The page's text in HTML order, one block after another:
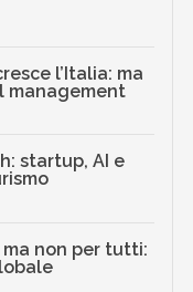
l’Italia: ma
management
startup, AI e
ma non per tutti: